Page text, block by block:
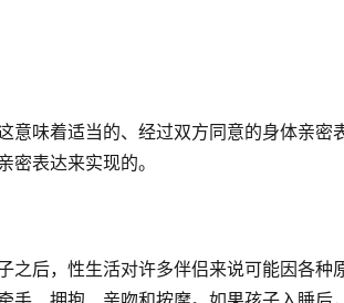
意味着适当的、经过双方同意的身体亲密
表达来实现的。
之后，性生活对许多伴侣来说可能因各种